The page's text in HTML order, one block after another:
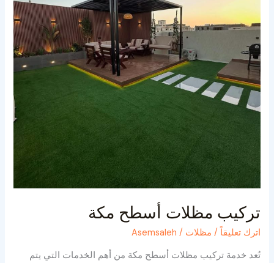
تركيب مظلات أسطح مكة
اترك تعليقاً / مظلات /
Asemsaleh
تُعد خدمة تركيب مظلات أسطح مكة من أهم الخدمات التي يتم